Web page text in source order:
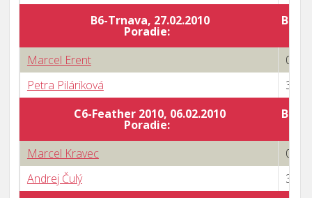
B6-Trnava, 27.02.2010
Poradie:
Marcel Erent
0 : 3
Petra Piláriková
3 : 0
C6-Feather 2010, 06.02.2010
Poradie:
Marcel Kravec
0 : 3
Andrej Čulý
3 : 1